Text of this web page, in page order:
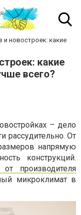
и новостроек: какие
какие
всего?
– дело
рассудительно. От
напрямую
конструкций.
производителя
микроклимат в